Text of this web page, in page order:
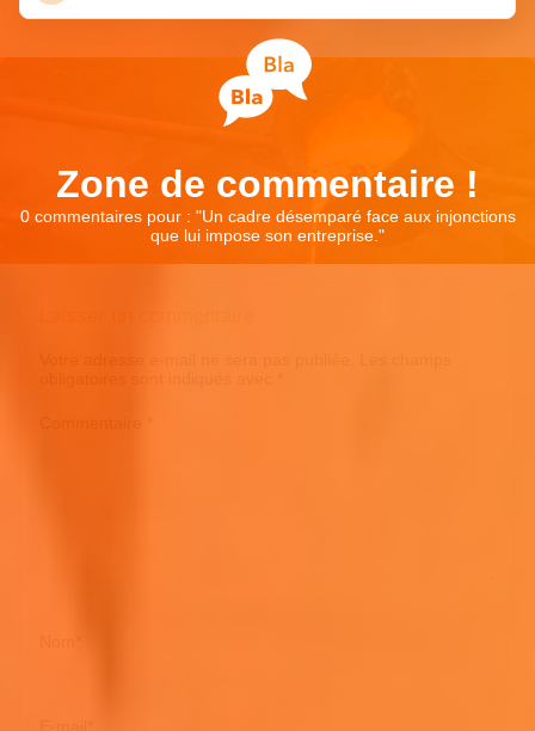
Zone de commentaire !
0 commentaires pour : "Un cadre désemparé face aux injonctions
que lui impose son entreprise."